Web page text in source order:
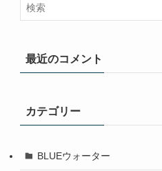
最近のコメント
カテゴリー
BLUEウォーター